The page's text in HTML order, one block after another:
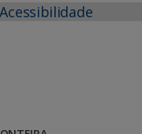
Acessibilidade